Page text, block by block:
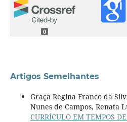
0
Artigos Semelhantes
Graça Regina Franco da
Nunes de Campos, Renata
CURRÍCULO EM TEMPOS